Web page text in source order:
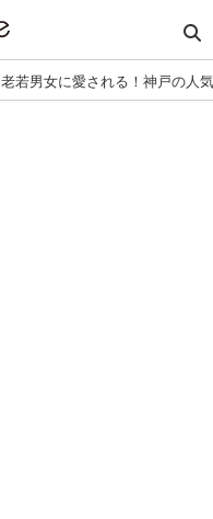
老若男女に愛される！神戸の人